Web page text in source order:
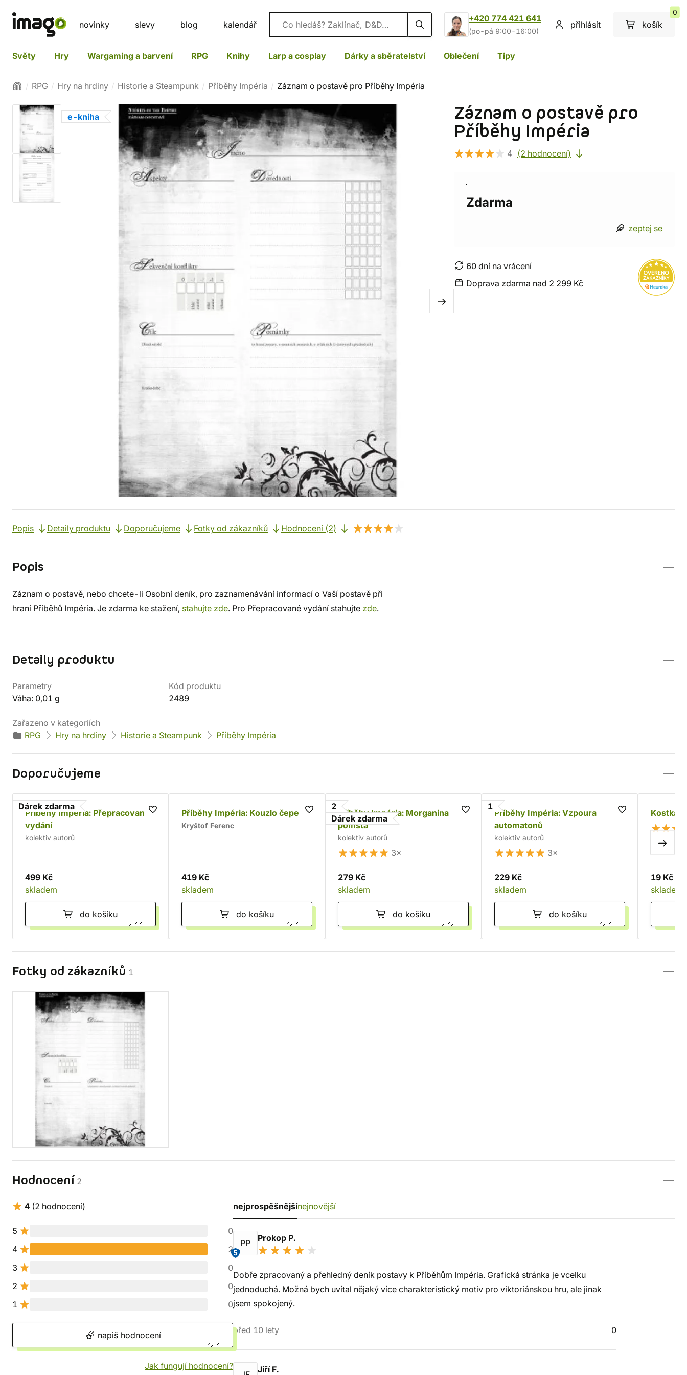
novinky slevy blog kalendář Vyhledávání
+420 774 421 641
(po-pá 9:00-16:00)
přihlásit košík
0
Světy Hry Wargaming a barvení RPG Knihy Larp a cosplay Dárky a sběratelství Oblečení Tipy
RPG Hry na hrdiny Historie a Steampunk Příběhy Impéria Záznam o postavě pro Příběhy Impéria
e-kniha
Záznam o postavě pro
Příběhy Impéria
4 (2 hodnocení)
Zdarma
zeptej se
60 dní na vrácení
Doprava zdarma nad 2 299 Kč
Popis Detaily produktu Doporučujeme Fotky od zákazníků Hodnocení (2)
Popis
Záznam o postavě, nebo chcete-li Osobní deník, pro zaznamenávání informací o Vaší postavě při
hraní Příběhů Impéria. Je zdarma ke stažení, stahujte zde. Pro Přepracované vydání stahujte zde.
Detaily produktu
Parametry
Váha: 0,01 g
Kód produktu
2489
Zařazeno v kategoriích
RPG
Hry na hrdiny Historie a Steampunk Příběhy Impéria
Doporučujeme
Dárek zdarma
Příběhy Impéria: Přepracované
vydání
kolektiv autorů
499 Kč
skladem
do košíku
Příběhy Impéria: Kouzlo čepele
Kryštof Ferenc
419 Kč
skladem
do košíku
2
Dárek zdarma
Příběhy Impéria: Morganina
pomsta
kolektiv autorů
3×
279 Kč
skladem
do košíku
1
Příběhy Impéria: Vzpoura
automatonů
kolektiv autorů
3×
229 Kč
skladem
do košíku
Kostka
19 Kč
skladem
Fotky od zákazníků 1
Hodnocení 2
4 (2 hodnocení)
5
0
4
2
3
0
2
0
1
0
napiš hodnocení
Jak fungují hodnocení?
nejprospěšnějšínejnovější
PP
5
Prokop P.
Dobře zpracovaný a přehledný deník postavy k Příběhům Impéria. Grafická stránka je vcelku
jednoduchá. Možná bych uvítal nějaký více charakteristický motiv pro viktoriánskou hru, ale jinak
jsem spokojený.
před 10 lety 0
Jiří F.